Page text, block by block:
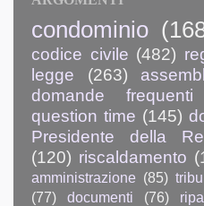
condominio
codice civile (482)
legge
(263)
domande frequenti
question time (145)
Presidente della
(120) riscaldamento
amministrazione (85)
(77)
documenti (76)